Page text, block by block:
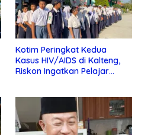
Kotim Peringkat Kedua
Kasus HIV/AIDS di Kalteng,
Riskon Ingatkan Pelajar